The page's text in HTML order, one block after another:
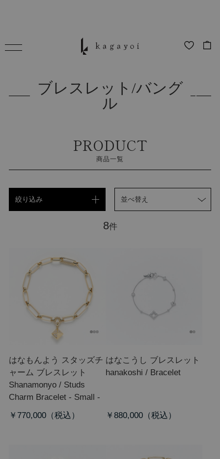
ブレスレット/バング
ル
PRODUCT
商品一覧
絞り込み 並べ替え
8件
はなもんよう スタッズチ
ャーム ブレスレット
Shanamonyo / Studs
Charm Bracelet - Small -
￥770,000
はなこうし ブレスレット
hanakoshi / Bracelet
￥880,000